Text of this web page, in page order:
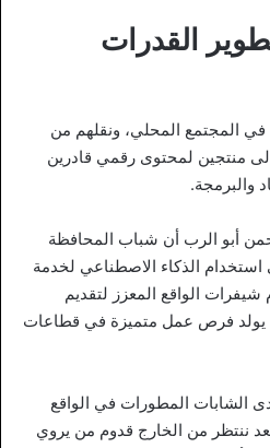
القدرات
المجتمع المحلي، ونقلهم من
منتجين لمحتوى رقمي قادرين
والبرمجة.
أبو الرب أن شباب المحافظة
الذكاء الاصطناعي لخدمة
شيفرات الواقع المعزز لتقديم
يولد فرص عمل متميزة في قطاعات
الشابات المطورات في الواقع
نعد ننتظر من الخارج قدوم من يروي